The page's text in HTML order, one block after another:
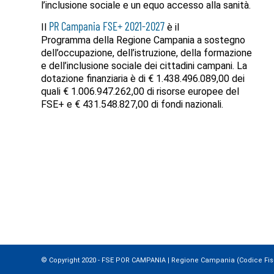
l’inclusione sociale e un equo accesso alla sanità.
PR Campania FSE+ 2021-2027 è il
Programma della Regione Campania a sostegno
dell’occupazione, dell’istruzione, della formazione
e dell’inclusione sociale dei cittadini campani. La
dotazione finanziaria è di € 1.438.496.089,00 dei
quali € 1.006.947.262,00 di risorse europee del
FSE+ e € 431.548.827,00 di fondi nazionali.
© Copyright 2020 - FSE POR CAMPANIA | Regione Campania (Codice